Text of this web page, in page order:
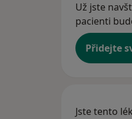
Už jste
pacienti
Přidejte
Jste tento